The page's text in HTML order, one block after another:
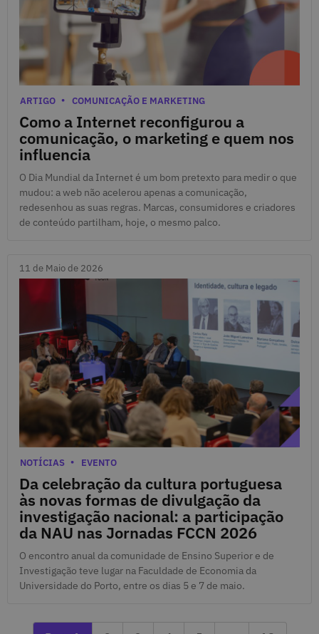
Como a Internet reconfigurou a
comunicação, o marketing e quem nos
influencia
17 de Maio de 2026
Categorias
ARTIGO COMUNICAÇÃO E MARKETING
O Dia Mundial da Internet é um bom pretexto para medir o que
mudou: a web não acelerou apenas a comunicação,
redesenhou as suas regras. Marcas, consumidores e criadores
de conteúdo partilham, hoje, o mesmo palco.
11 de Maio de 2026
Da celebração da cultura portuguesa
às novas formas de divulgação da
investigação nacional: a participação
da NAU nas Jornadas FCCN 2026
11 de Maio de 2026
Categorias
NOTÍCIAS EVENTO
O encontro anual da comunidade de Ensino Superior e de
Investigação teve lugar na Faculdade de Economia da
Universidade do Porto, entre os dias 5 e 7 de maio.